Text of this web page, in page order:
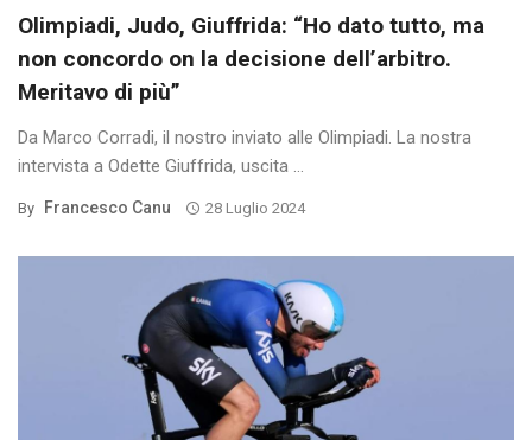
Olimpiadi, Judo, Giuffrida: “Ho dato tutto, ma
non concordo on la decisione dell’arbitro.
Meritavo di più”
Da Marco Corradi, il nostro inviato alle Olimpiadi. La nostra
intervista a Odette Giuffrida, uscita ...
By Francesco Canu 28 Luglio 2024